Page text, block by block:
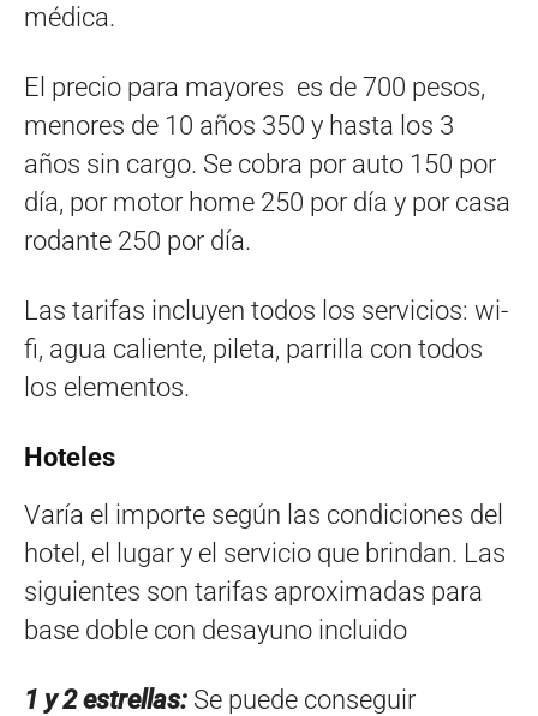
médica.
El precio para mayores es de 700 pesos,
menores de 10 años 350 y hasta los 3
años sin cargo. Se cobra por auto 150 por
día, por motor home 250 por día y por casa
rodante 250 por día.
Las tarifas incluyen todos los servicios: wi-
fi, agua caliente, pileta, parrilla con todos
los elementos.
Hoteles
Varía el importe según las condiciones del
hotel, el lugar y el servicio que brindan. Las
siguientes son tarifas aproximadas para
base doble con desayuno incluido
1 y 2 estrellas: Se puede conseguir